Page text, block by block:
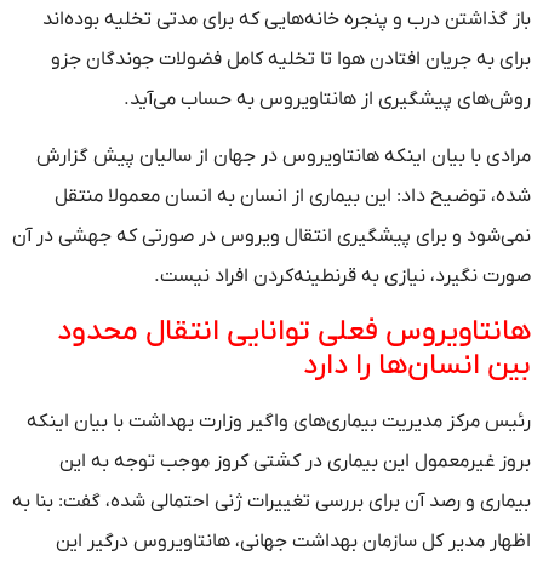
باز گذاشتن درب و پنجره خانه‌هایی که برای مدتی تخلیه بوده‌اند
برای به جریان افتادن هوا تا تخلیه کامل فضولات جوندگان جزو
روش‌های پیشگیری از هانتاویروس به حساب می‌آید.
مرادی با بیان اینکه هانتاویروس در جهان از سالیان پیش گزارش
شده، توضیح داد: این بیماری از انسان به انسان معمولا منتقل
نمی‌شود و برای پیشگیری انتقال ویروس در صورتی که جهشی در آن
صورت نگیرد، نیازی به قرنطینه‌کردن افراد نیست.
هانتاویروس فعلی توانایی انتقال محدود
بین انسان‌ها را دارد
رئیس مرکز مدیریت بیماری‌های واگیر وزارت بهداشت با بیان اینکه
بروز غیرمعمول این بیماری در کشتی کروز موجب توجه به این
بیماری و رصد آن برای بررسی تغییرات ژنی احتمالی شده، گفت: بنا به
اظهار مدیر کل سازمان بهداشت جهانی، هانتاویروس درگیر این